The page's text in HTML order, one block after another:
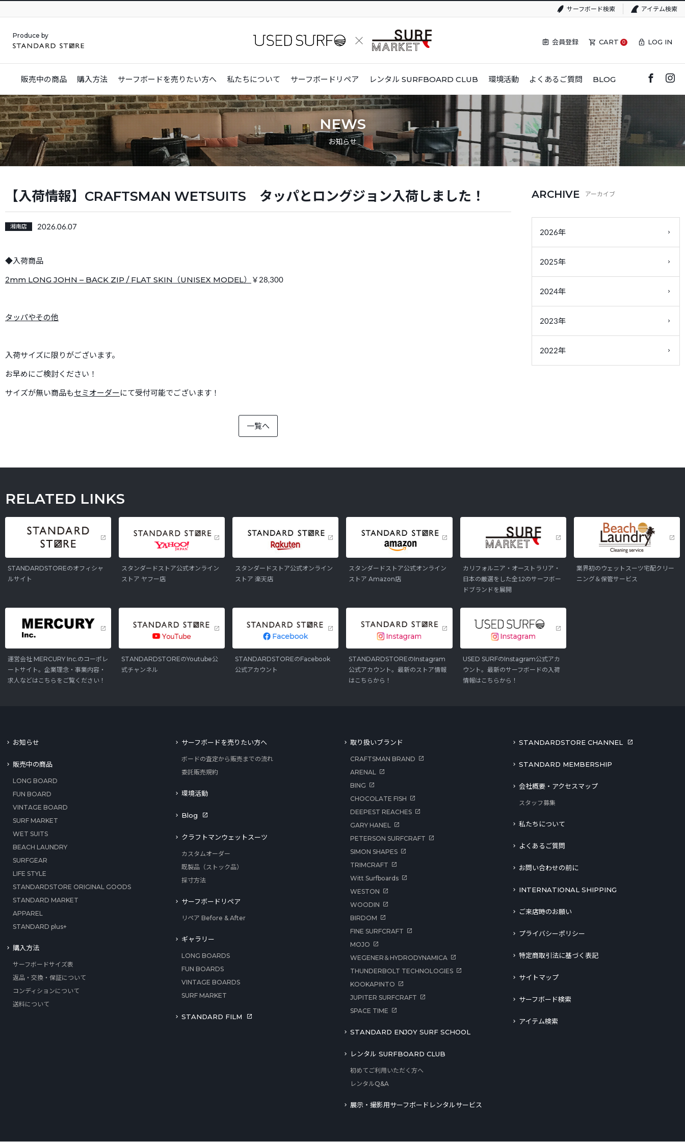
サーフボード検索 アイテム検索
Produce by
会員登録 CART 0 LOG IN
販売中の商品 購入方法 サーフボードを売りたい方へ 私たちについて サーフボードリペア レンタル SURFBOARD CLUB 環境活動 よくあるご質問 BLOG
NEWS
お知らせ
【入荷情報】CRAFTSMAN WETSUITS タッパとロングジョン入荷しました！
湘南店 2026.06.07
◆入荷商品
2mm LONG JOHN – BACK ZIP / FLAT SKIN（UNISEX MODEL）
￥28,300
タッパやその他
入荷サイズに限りがございます。
お早めにご検討ください！
サイズが無い商品もセミオーダー にて受付可能でございます！
一覧へ
ARCHIVE
2026年
2025年
2024年
2023年
2022年
RELATED LINKS
STANDARDSTOREのオフィシャ
ルサイト
スタンダードストア公式オンライン
ストア ヤフー店
スタンダードストア公式オンライン
ストア 楽天店
スタンダードストア公式オンライン
ストア Amazon店
カリフォルニア・オーストラリア・
日本の厳選をした全12のサーフボー
ドブランドを展開
業界初のウェットスーツ宅配クリー
ニング＆保管サービス
運営会社 MERCURY Inc.のコーポレ
ートサイト。企業理念・事業内容・
求人などはこちらをご覧ください！
STANDARDSTOREのYoutube公
式チャンネル
STANDARDSTOREのFacebook
公式アカウント
STANDARDSTOREのInstagram
公式アカウント。最新のストア情報
はこちらから！
USED SURFのInstagram公式アカ
ウント。最新のサーフボードの入荷
情報はこちらから！
お知らせ
販売中の商品
LONG BOARD
FUN BOARD
VINTAGE BOARD
SURF MARKET
WET SUITS
BEACH LAUNDRY
SURFGEAR
LIFE STYLE
STANDARDSTORE ORIGINAL GOODS
STANDARD MARKET
APPAREL
STANDARD plus+
購入方法
サーフボードサイズ表
返品・交換・保証について
コンディションについて
送料について
サーフボードを売りたい方へ
ボードの査定から販売までの流れ
委託販売規約
環境活動
Blog
クラフトマンウェットスーツ
カスタムオーダー
既製品（ストック品）
採寸方法
サーフボードリペア
リペア Before & After
ギャラリー
LONG BOARDS
FUN BOARDS
VINTAGE BOARDS
SURF MARKET
STANDARD FILM
取り扱いブランド
CRAFTSMAN BRAND
ARENAL
BING
CHOCOLATE FISH
DEEPEST REACHES
GARY HANEL
PETERSON SURFCRAFT
SIMON SHAPES
TRIMCRAFT
Witt Surfboards
WESTON
WOODIN
BIRDOM
FINE SURFCRAFT
MOJO
WEGENER＆HYDRODYNAMICA
THUNDERBOLT TECHNOLOGIES
KOOKAPINTO
JUPITER SURFCRAFT
SPACE TIME
STANDARD ENJOY SURF SCHOOL
レンタル SURFBOARD CLUB
初めてご利用いただく方へ
レンタルQ&A
展示・撮影用サーフボードレンタルサービス
STANDARDSTORE CHANNEL
STANDARD MEMBERSHIP
会社概要・アクセスマップ
スタッフ募集
私たちについて
よくあるご質問
お問い合わせの前に
INTERNATIONAL SHIPPING
ご来店時のお願い
プライバシーポリシー
特定商取引法に基づく表記
サイトマップ
サーフボード検索
アイテム検索